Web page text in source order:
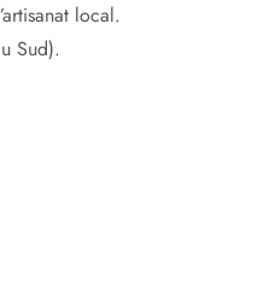
local.
Sud).